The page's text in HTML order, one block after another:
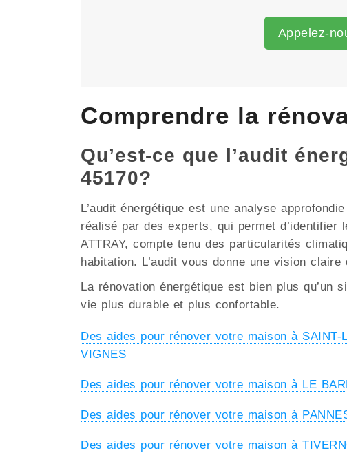
Appelez-
Comprendre la
Qu’est-ce que l’audit
45170?
L’audit énergétique est une analyse
réalisé par des experts, qui permet
ATTRAY, compte tenu des particularités
habitation. L’audit vous donne une vision
La rénovation énergétique est bien plus qu’un
vie plus durable et plus confortable.
Des aides pour rénover votre maison à SAINT-
VIGNES
Des aides pour rénover votre maison à LE
Des aides pour rénover votre maison à
Des aides pour rénover votre maison à